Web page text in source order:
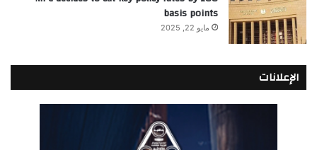
basis points
مايو 22, 2025
الإعلانات